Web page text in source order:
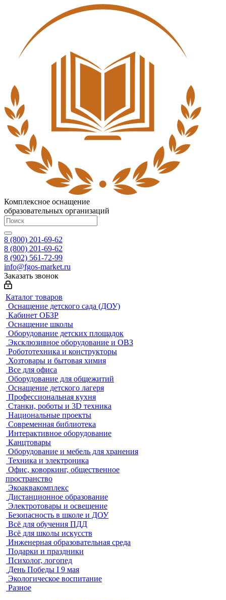
Комплексное оснащение
образовательных организаций
8 (800) 201-69-62
8 (800) 201-69-62
8 (902) 561-72-99
info@fgos-market.ru
Заказать звонок
Каталог товаров
Оснащение детского сада (ДОУ)
Кабинет ОБЗР
Оснащение школы
Оборудование детских площадок
Эксклюзивное оборудование и ОВЗ
Робототехника и конструкторы
Хозтовары и бытовая химия
Все для офиса
Оборудование для общежитий
Оснащение детского лагеря
Профессиональная кухня
Станки, роботы и 3D техника
Национальные проекты
Современная библиотека
Интерактивное оборудование
Канцтовары
Оборудование и мебель для хранения
Техника и электроника
Офис, коворкинг, общественное
пространство
Экоаквакомплекс
Дистанционное образование
Электротовары и освещение
Безопасность в школе и ДОУ
Всё для обучения ПДД
Всё для школы искусств
Инженерная образовательная среда
Подарки и праздники
Психолог, логопед
День Победы I 9 мая
Экологическое воспитание
Разное